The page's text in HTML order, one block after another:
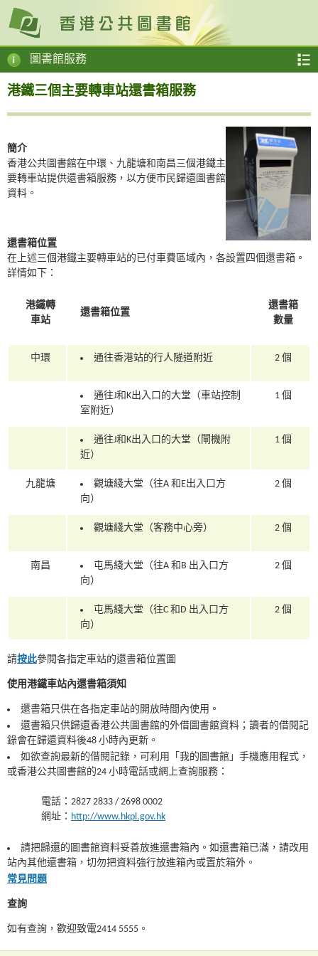
圖書館服務
港鐵三個主要轉車站還書箱服務
簡介
香港公共圖書館在中環、九龍塘和南昌三個港鐵主
要轉車站提供還書箱服務，以方便市民歸還圖書館
資料。
還書箱位置
在上述三個港鐵主要轉車站的已付車費區域內，各設置四個還書箱。
詳情如下：
港鐵轉
車站
還書箱位置
還書箱
數量
中環 通往香港站的行人隧道附近 2 個
通往J和K出入口的大堂（車站控制
室附近）
1 個
通往J和K出入口的大堂（閘機附
近）
1 個
九龍塘
觀塘綫大堂（往A 和E出入口方
向）
2 個
觀塘綫大堂（客務中心旁） 2 個
南昌
屯馬綫大堂（往A 和B 出入口方
向）
2 個
屯馬綫大堂（往C 和D 出入口方
向）
2 個
請按此參閱各指定車站的還書箱位置圖
使用港鐵車站內還書箱須知
還書箱只供在各指定車站的開放時間內使用。
還書箱只供歸還香港公共圖書館的外借圖書館資料；讀者的借閱記
錄會在歸還資料後48 小時內更新。
如欲查詢最新的借閱記錄，可利用「我的圖書館」手機應用程式，
或香港公共圖書館的24 小時電話或網上查詢服務：
電話：2827 2833 / 2698 0002
網址： http://www.hkpl.gov.hk
請把歸還的圖書館資料妥善放進還書箱內。如還書箱已滿，請改用
站內其他還書箱，切勿把資料強行放進箱內或置於箱外。
常見問題
查詢
如有查詢，歡迎致電2414 5555。